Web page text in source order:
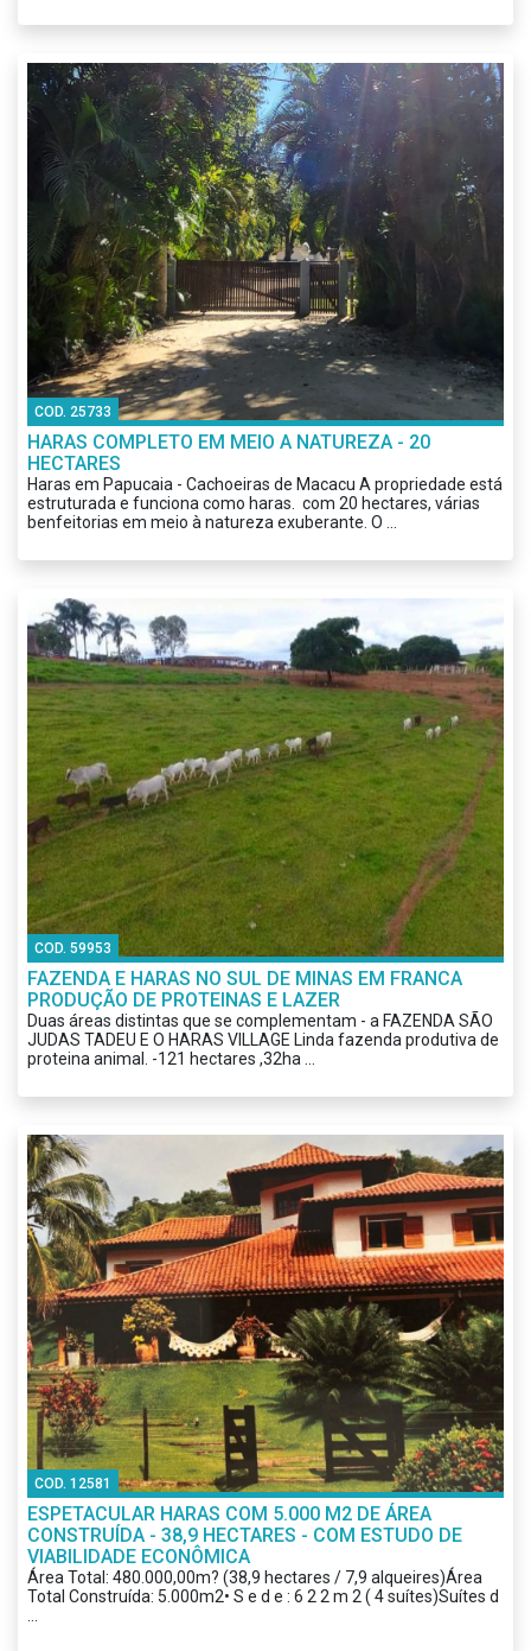
COD. 25733
HARAS COMPLETO EM MEIO A NATUREZA - 20
HECTARES
Haras em Papucaia - Cachoeiras de Macacu A propriedade está
estruturada e funciona como haras. com 20 hectares, várias
benfeitorias em meio à natureza exuberante. O ...
COD. 59953
FAZENDA E HARAS NO SUL DE MINAS EM FRANCA
PRODUÇÃO DE PROTEINAS E LAZER
Duas áreas distintas que se complementam - a FAZENDA SÃO
JUDAS TADEU E O HARAS VILLAGE Linda fazenda produtiva de
proteina animal. -121 hectares ,32ha ...
COD. 12581
ESPETACULAR HARAS COM 5.000 M2 DE ÁREA
CONSTRUÍDA - 38,9 HECTARES - COM ESTUDO DE
VIABILIDADE ECONÔMICA
Área Total: 480.000,00m? (38,9 hectares / 7,9 alqueires)Área
Total Construída: 5.000m2• S e d e : 6 2 2 m 2 ( 4 suítes)Suítes d
...